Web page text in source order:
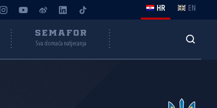
HR EN
SEMAFOR
Sva domaća natjecanja